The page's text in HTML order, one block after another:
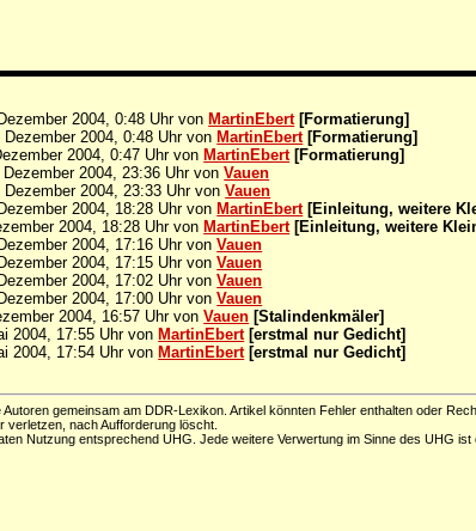
2004, 0:48 Uhr von MartinEbert [Formatierung]
Dezember 2004, 0:48 Uhr von MartinEbert [Formatierung]
2004, 0:47 Uhr von MartinEbert [Formatierung]
Dezember 2004, 23:36 Uhr vonVauen
Dezember 2004, 23:33 Uhr vonVauen
2004, 18:28 Uhr von MartinEbert [Einleitung, weitere
2004, 18:28 Uhr von MartinEbert [Einleitung, weitere
2004, 17:16 Uhr vonVauen
2004, 17:15 Uhr vonVauen
2004, 17:02 Uhr vonVauen
2004, 17:00 Uhr vonVauen
2004, 16:57 Uhr vonVauen [Stalindenkmäler]
2004, 17:55 Uhr von MartinEbert [erstmal nur Gedicht]
2004, 17:54 Uhr von MartinEbert [erstmal nur Gedicht]
Autoren gemeinsam am DDR-Lexikon. Artikel könnten Fehler enthalten oder
nach Aufforderung löscht.
Nutzung entsprechend UHG. Jede weitere Verwertung im Sinne des UHG ist